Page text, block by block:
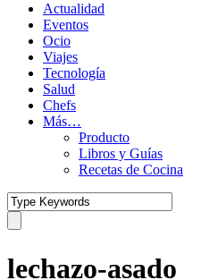
Actualidad
Eventos
Ocio
Viajes
Tecnología
Salud
Chefs
Más…
Producto
Libros y Guías
Recetas de Cocina
lechazo-asado